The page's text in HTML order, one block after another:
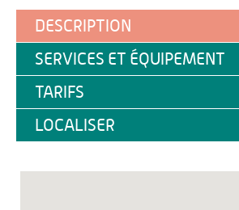
DESCRIPTION
SERVICES ET ÉQUIPEMENT
TARIFS
LOCALISER